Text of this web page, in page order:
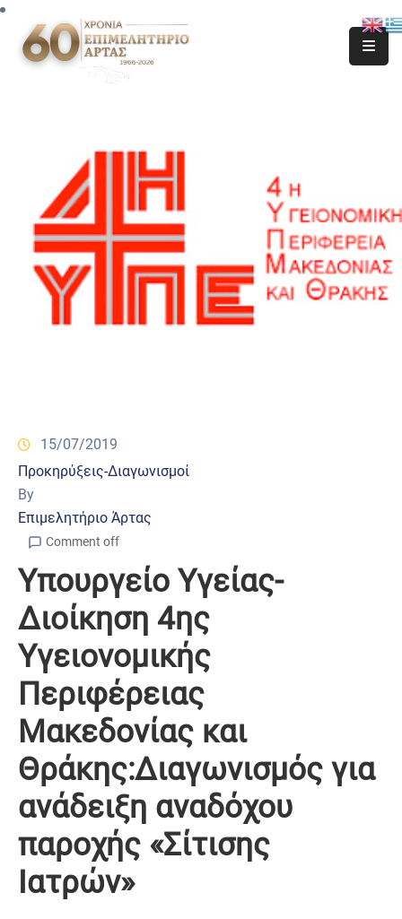
15/07/2019
Προκηρύξεις-Διαγωνισμοί
By
Επιμελητήριο Άρτας
Comment off
Υπουργείο Υγείας-
Διοίκηση 4ης
Υγειονομικής
Περιφέρειας
Μακεδονίας και
Θράκης:Διαγωνισμός για
ανάδειξη αναδόχου
παροχής «Σίτισης
Ιατρών»